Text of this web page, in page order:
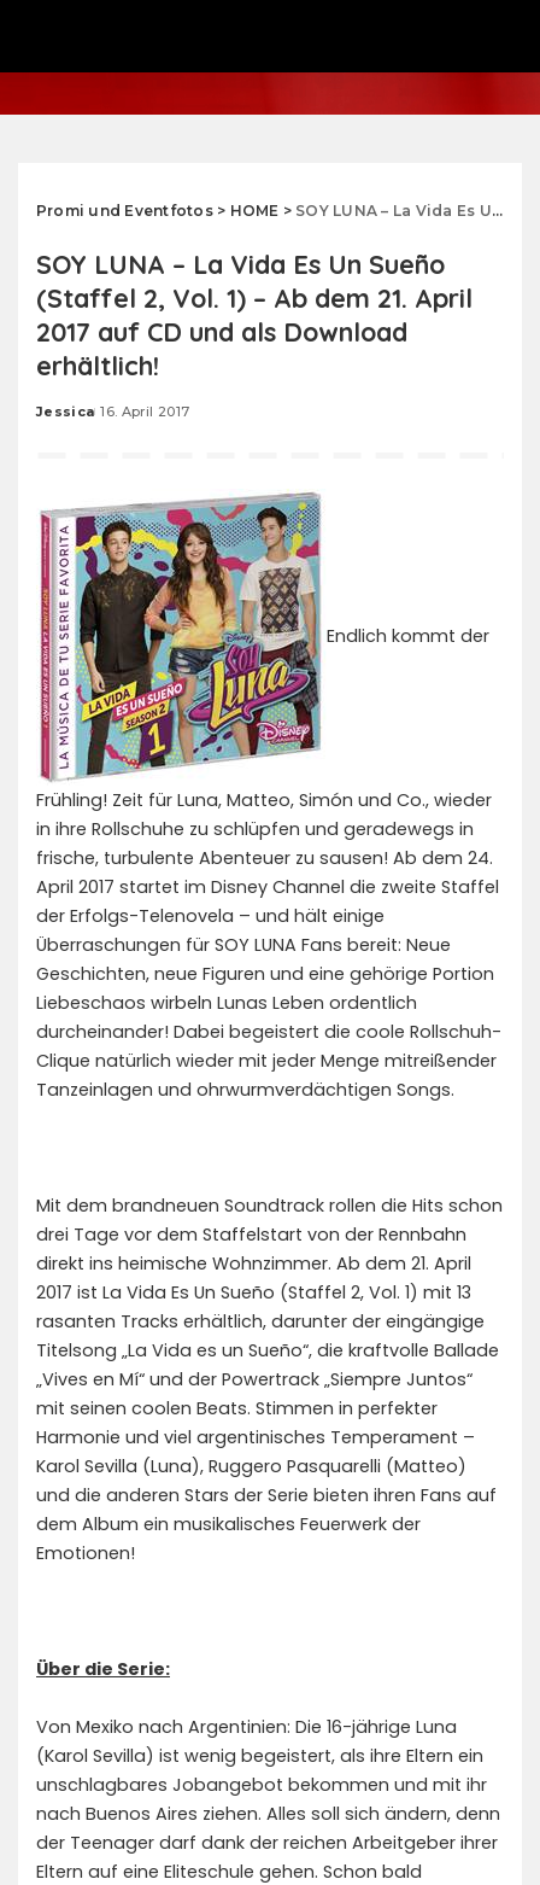
Promi und Eventfotos> HOME > SOY LUNA – La Vida Es Un Sueño (Staffel 2, Vol. 1) – Ab dem 21. April 2017 auf CD und als Download erhältlich!
SOY LUNA – La Vida Es Un Sueño
(Staffel 2, Vol. 1) – Ab dem 21. April
2017 auf CD und als Download
erhältlich!
Posted
Jessica 16. April 2017
Endlich kommt der
Frühling! Zeit für Luna, Matteo, Simón und Co., wieder
in ihre Rollschuhe zu schlüpfen und geradewegs in
frische, turbulente Abenteuer zu sausen! Ab dem 24.
April 2017 startet im Disney Channel die zweite Staffel
der Erfolgs-Telenovela – und hält einige
Überraschungen für SOY LUNA Fans bereit: Neue
Geschichten, neue Figuren und eine gehörige Portion
Liebeschaos wirbeln Lunas Leben ordentlich
durcheinander! Dabei begeistert die coole Rollschuh-
Clique natürlich wieder mit jeder Menge mitreißender
Tanzeinlagen und ohrwurmverdächtigen Songs.
Mit dem brandneuen Soundtrack rollen die Hits schon
drei Tage vor dem Staffelstart von der Rennbahn
direkt ins heimische Wohnzimmer. Ab dem 21. April
2017 ist La Vida Es Un Sueño (Staffel 2, Vol. 1) mit 13
rasanten Tracks erhältlich, darunter der eingängige
Titelsong „La Vida es un Sueño“, die kraftvolle Ballade
„Vives en Mí“ und der Powertrack „Siempre Juntos“
mit seinen coolen Beats. Stimmen in perfekter
Harmonie und viel argentinisches Temperament –
Karol Sevilla (Luna), Ruggero Pasquarelli (Matteo)
und die anderen Stars der Serie bieten ihren Fans auf
dem Album ein musikalisches Feuerwerk der
Emotionen!
Über die Serie:
Von Mexiko nach Argentinien: Die 16-jährige Luna
(Karol Sevilla) ist wenig begeistert, als ihre Eltern ein
unschlagbares Jobangebot bekommen und mit ihr
nach Buenos Aires ziehen. Alles soll sich ändern, denn
der Teenager darf dank der reichen Arbeitgeber ihrer
Eltern auf eine Eliteschule gehen. Schon bald